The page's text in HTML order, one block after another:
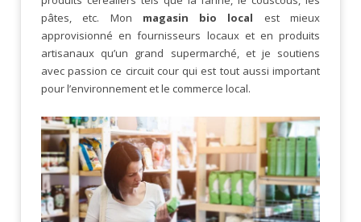
pâtes, etc. Mon magasin bio local est mieux
approvisionné en fournisseurs locaux et en produits
artisanaux qu’un grand supermarché, et je soutiens
avec passion ce circuit cour qui est tout aussi important
pour l’environnement et le commerce local.